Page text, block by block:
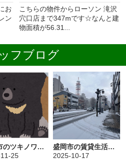
お
ン
こちらの物件からローソン 滝沢
穴口店まで347mです☆なんと建
物面積が56.31...
フブログ
盛岡市のツキノワグマ対策
25
盛岡市の賃貸生活で知っておきたい！冬の暖房・雪対策
2025-10-17